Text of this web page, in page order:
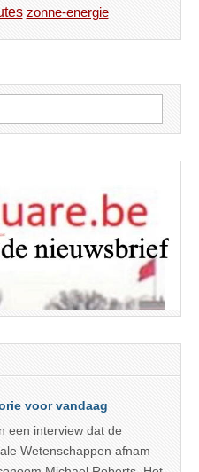
zonne-energie
voor vandaag
een interview dat de
Wetenschappen afnam